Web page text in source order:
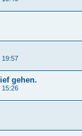
19:57
gehen.
15:26